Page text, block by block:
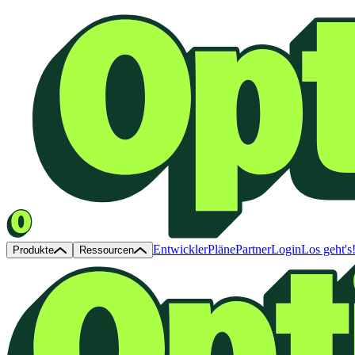
Produkte Ressourcen EntwicklerPlänePartnerLoginLos geht's!